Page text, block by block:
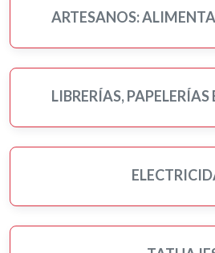
ARTESANOS:
LIBRERÍAS, PAPELERÍAS